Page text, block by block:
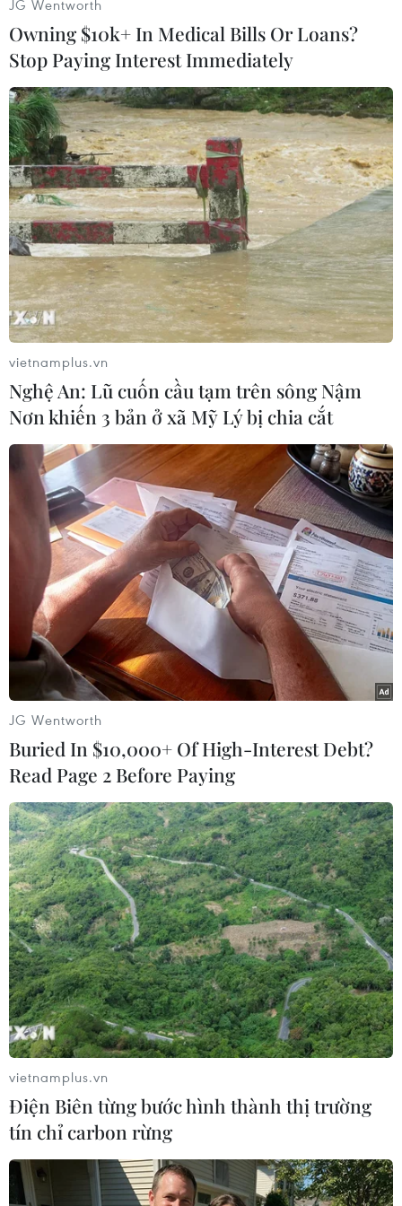
Trong khi đó, cuộc khủng hoảng nhân đạo ở
Gaza cũng là mối quan tâm của nhiều tổ chức
quốc tế. Hôm 24/4, Cơ quan Liên hợp quốc về
cứu trợ người tị nạn Palestine (UNRWA) đã kêu
gọi 1,2 tỷ USD viện trợ nhằm xoa dịu cuộc
khủng hoảng nhân đạo tại đây.
Người đứng đầu UNRWA, ông Philippe
Lazzarini đã nhấn mạnh mức độ nghiêm trọng
của tình hình, cho biết thiệt hại do xung đột tại
Gaza ở quy mô lớn trong khi bạo lực vẫn tiếp
diễn./.
Xung đột Hamas-Israel:
UNRWA kêu gọi viện trợ
1,2 tỷ USD cho Dải Gaza và
Bờ Tây
Theo UNRWA, khoản viện trợ 1,2 tỷ USD nhằm triển
khai các nỗ lực nhân đạo cho đến cuối năm nay
để hỗ trợ khoảng 1,7 triệu người ở Dải Gaza bị
ảnh hưởng do xung đột và hơn 200.000 người ở
Bờ Tây.
(TTXVN/Vietnam+)
#Dải Gaza
#Người tị nạn Palestine
#Khủng hoảng nhân đạo
#Bom mìn
#Bạo lực
Palestine
XUNG ĐỘT ISRAEL-HAMAS
JG Wentworth
Owning $10k+ In Medical Bills Or Loans?
Stop Paying Interest Immediately
vietnamplus.vn
Nghệ An: Lũ cuốn cầu tạm trên sông Nậm
Nơn khiến 3 bản ở xã Mỹ Lý bị chia cắt
JG Wentworth
Buried In $10,000+ Of High-Interest Debt?
Read Page 2 Before Paying
vietnamplus.vn
Điện Biên từng bước hình thành thị trường
tín chỉ carbon rừng